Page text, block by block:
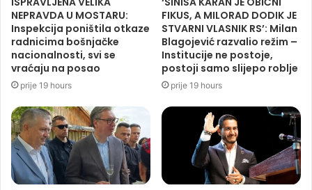
NEPRAVDA U MOSTARU:
Inspekcija poništila otkaze
radnicima bošnjačke
nacionalnosti, svi se
vraćaju na posao
prije 19 hours
FIKUS, A MILORAD DODIK JE
STVARNI VLASNIK RS’: Milan
Blagojević razvalio režim –
Institucije ne postoje,
postoji samo slijepo roblje
prije 19 hours